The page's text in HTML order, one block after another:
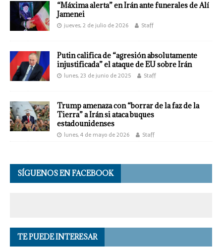
“Máxima alerta” en Irán ante funerales de Alí
Jamenei
jueves, 2 de julio de 2026 Staff
Putin califica de “agresión absolutamente
injustificada” el ataque de EU sobre Irán
lunes, 23 de junio de 2025 Staff
Trump amenaza con “borrar de la faz de la
Tierra” a Irán si ataca buques
estadounidenses
lunes, 4 de mayo de 2026 Staff
SÍGUENOS EN FACEBOOK
TE PUEDE INTERESAR